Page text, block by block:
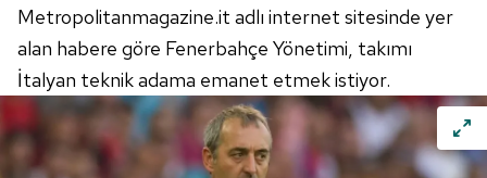
Metropolitanmagazine.it adlı internet sitesinde yer
alan habere göre Fenerbahçe Yönetimi, takımı
İtalyan teknik adama emanet etmek istiyor.